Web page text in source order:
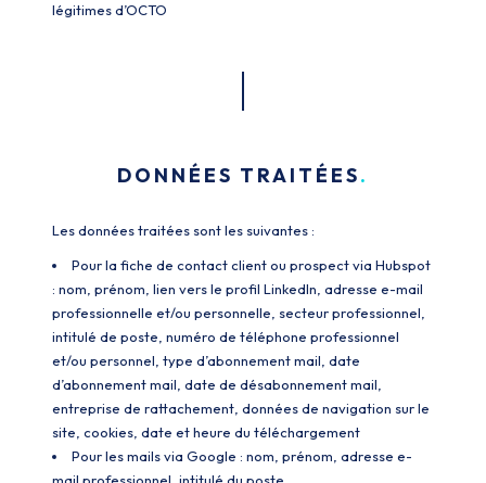
légitimes d’OCTO
DONNÉES TRAITÉES
Les données traitées sont les suivantes :
Pour la fiche de contact client ou prospect via Hubspot
: nom, prénom, lien vers le profil LinkedIn, adresse e-mail
professionnelle et/ou personnelle, secteur professionnel,
intitulé de poste, numéro de téléphone professionnel
et/ou personnel, type d’abonnement mail, date
d’abonnement mail, date de désabonnement mail,
entreprise de rattachement, données de navigation sur le
site, cookies, date et heure du téléchargement
Pour les mails via Google : nom, prénom, adresse e-